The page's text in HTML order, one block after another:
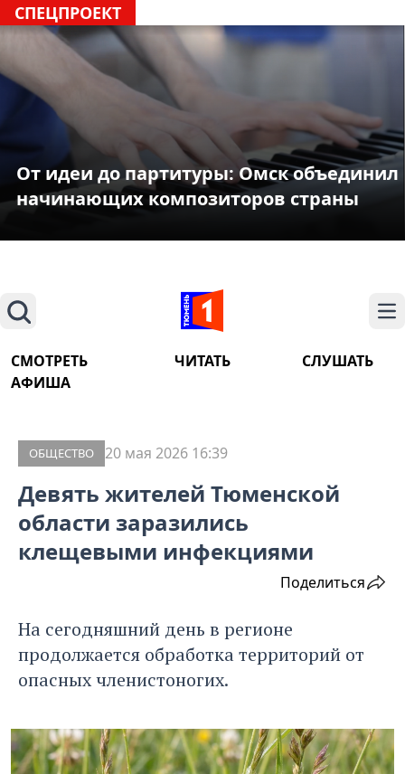
СПЕЦПРОЕКТ
От идеи до партитуры: Омск объединил
начинающих композиторов страны
Поиск
СМОТРЕТЬ ЧИТАТЬ
СЛУШАТЬ
АФИША
ОБЩЕСТВО 20 мая 2026 16:39
Девять жителей Тюменской
области заразились
клещевыми инфекциями
Поделиться
На сегодняшний день в регионе
продолжается обработка территорий от
опасных членистоногих.